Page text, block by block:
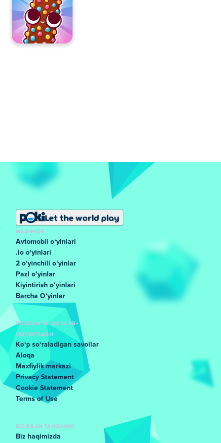
va planshetlar kabi mobil qurilmalarda oʻynash mumkin.
Let the world play
MASHHUR
Avtomobil oʻyinlari
.io oʻyinlari
2 oʻyinchili oʻyinlar
Pazl oʻyinlar
Kiyintirish oʻyinlari
Barcha Oʻyinlar
YORDAM VA QO'LLAB-
QUVVATLASH
Koʻp soʻraladigan savollar
Aloqa
Maxfiylik markazi
Privacy Statement
Cookie Statement
Terms of Use
BIZ BILAN TANISHING
Biz haqimizda